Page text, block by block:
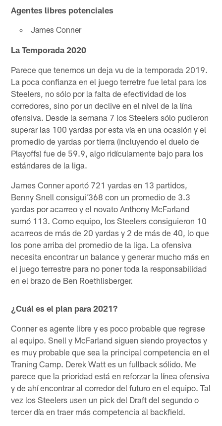
Agentes libres potenciales
James Conner
La Temporada 2020
Parece que tenemos un deja vu de la temporada 2019.
La poca confianza en el juego terretre fue letal para los
Steelers, no sólo por la falta de efectividad de los
corredores, sino por un declive en el nivel de la lína
ofensiva. Desde la semana 7 los Steelers sólo pudieron
superar las 100 yardas por esta vía en una ocasión y el
promedio de yardas por tierra (incluyendo el duelo de
Playoffs) fue de 59.9, algo ridículamente bajo para los
estándares de la liga.
James Conner aportó 721 yardas en 13 partidos,
Benny Snell consigui´368 con un promedio de 3.3
yardas por acarreo y el novato Anthony McFarland
sumó 113. Como equipo, los Steelers consiguieron 10
acarreos de más de 20 yardas y 2 de más de 40, lo que
los pone arriba del promedio de la liga. La ofensiva
necesita encontrar un balance y generar mucho más en
el juego terrestre para no poner toda la responsabilidad
en el brazo de Ben Roethlisberger.
¿Cuál es el plan para 2021?
Conner es agente libre y es poco probable que regrese
al equipo. Snell y McFarland siguen siendo proyectos y
es muy probable que sea la principal competencia en el
Traning Camp. Derek Watt es un fullback sólido. Me
parece que la prioridad está en reforzar la línea ofensiva
y de ahí encontrar al corredor del futuro en el equipo. Tal
vez los Steelers usen un pick del Draft del segundo o
tercer día en traer más competencia al backfield.